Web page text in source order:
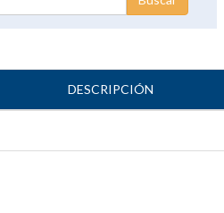
DESCRIPCIÓN